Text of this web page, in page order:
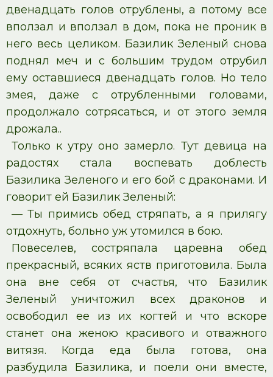
двенадцать голов отрублены, а потому все
вползал и вползал в дом, пока не проник в
него весь целиком. Базилик Зеленый снова
поднял меч и с большим трудом отрубил
ему оставшиеся двенадцать голов. Но тело
змея, даже с отрубленными головами,
продолжало сотрясаться, и от этого земля
дрожала..
Только к утру оно замерло. Тут девица на
радостях стала воспевать доблесть
Базилика Зеленого и его бой с драконами. И
говорит ей Базилик Зеленый:
— Ты примись обед стряпать, а я прилягу
отдохнуть, больно уж утомился в бою.
Повеселев, состряпала царевна обед
прекрасный, всяких яств приготовила. Была
она вне себя от счастья, что Базилик
Зеленый уничтожил всех драконов и
освободил ее из их когтей и что вскоре
станет она женою красивого и отважного
витязя. Когда еда была готова, она
разбудила Базилика, и поели они вместе,